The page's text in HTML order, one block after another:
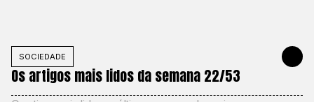
SOCIEDADE 31 DE
Os artigos mais lidos da semana 22/53